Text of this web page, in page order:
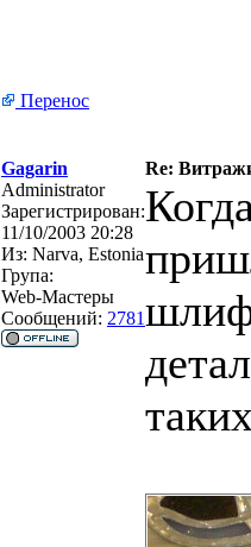
Перенос
Gagarin
Re:
Administrator
Зарегистрирован:
11/10/2003 20:28
Из: Narva, Estonia
Група:
Web-Мастеры
Сообщений: 2781